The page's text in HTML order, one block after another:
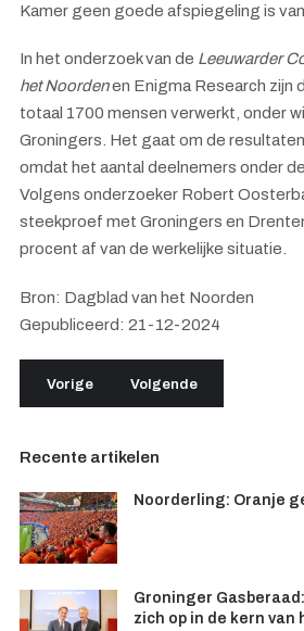
Kamer geen goede afspiegeling is
In het onderzoek van de Leeuwarder
het Noordenen Enigma Research zijn
totaal 1700 mensen verwerkt, onder
Groningers. Het gaat om de
omdat het aantal deelnemers onder de
Volgens onderzoeker Robert
steekproef met Groningers en
procent af van de werkelijke situatie.
Bron: Dagblad van het Noorden
Gepubliceerd: 21-12-2024
Vorig artikel: Meerderheid
Vorige Volgende artikel: Het
Volgende
Recente artikelen
Noorderling: Oranje
Groninger
zich op in de kern van